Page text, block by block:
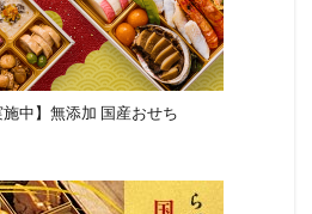
施中】無添加 国産おせち